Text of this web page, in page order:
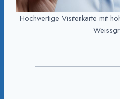
Hochwertige Visitenkarte mit